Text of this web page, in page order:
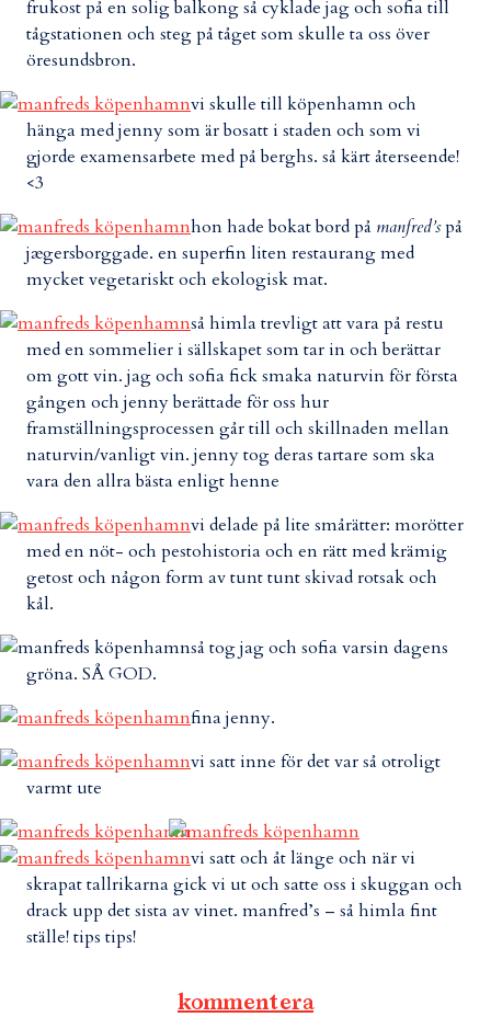
frukost på en solig balkong så cyklade jag och sofia till
tågstationen och steg på tåget som skulle ta oss över
öresundsbron.
vi skulle till köpenhamn och
hänga med jenny som är bosatt i staden och som vi
gjorde examensarbete med på berghs. så kärt återseende!
<3
hon hade bokat bord på manfred’spå
jægersborggade. en superfin liten restaurang med
mycket vegetariskt och ekologisk mat.
så himla trevligt att vara på restu
med en sommelier i sällskapet som tar in och berättar
om gott vin. jag och sofia fick smaka naturvin för första
gången och jenny berättade för oss hur
framställningsprocessen går till och skillnaden mellan
naturvin/vanligt vin. jenny tog deras tartare som ska
vara den allra bästa enligt henne
vi delade på lite smårätter: morötter
med en nöt- och pestohistoria och en rätt med krämig
getost och någon form av tunt tunt skivad rotsak och
kål.
så tog jag och sofia varsin dagens
gröna. SÅ GOD.
fina jenny.
vi satt inne för det var så otroligt
varmt ute
vi satt och åt länge och när vi
skrapat tallrikarna gick vi ut och satte oss i skuggan och
drack upp det sista av vinet. manfred’s – så himla fint
ställe! tips tips!
kommentera